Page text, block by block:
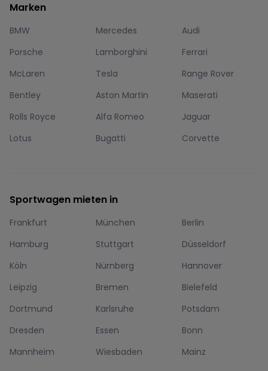
Marken
BMW Mercedes
Audi
Porsche
Lamborghini
Ferrari
McLaren
Tesla
Range Rover
Bentley
Aston Martin
Maserati
Rolls Royce
Alfa Romeo
Jaguar
Lotus
Bugatti Corvette
Sportwagen mieten in
Frankfurt München
Berlin
Hamburg
Stuttgart
Düsseldorf
Köln
Nürnberg
Hannover
Leipzig
Bremen
Bielefeld
Dortmund
Karlsruhe
Potsdam
Dresden
Essen
Bonn
Mannheim
Wiesbaden Mainz